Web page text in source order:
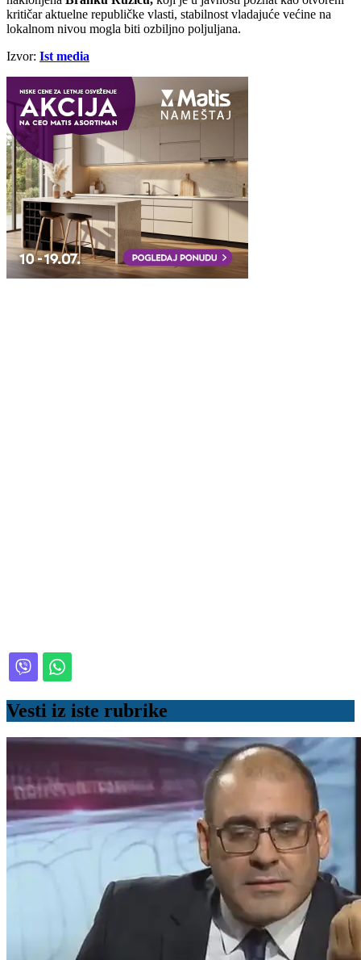
kritičar aktuelne republičke vlasti, stabilnost vladajuće većine na
lokalnom nivou mogla biti ozbiljno poljuljana.
Izvor: Ist media
Vesti iz iste rubrike